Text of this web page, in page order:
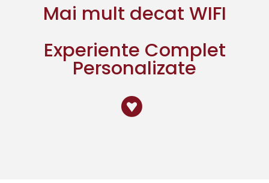
Mai mult decat WIFI
Experiente Complet
Personalizate